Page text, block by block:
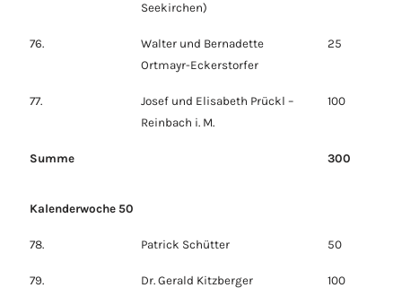
Seekirchen)
76.
Walter und Bernadette
Ortmayr-Eckerstorfer
25
77.
Josef und Elisabeth Prückl –
Reinbach i. M.
100
Summe 300
Kalenderwoche 50
78. Patrick Schütter 50
79. Dr. Gerald Kitzberger 100